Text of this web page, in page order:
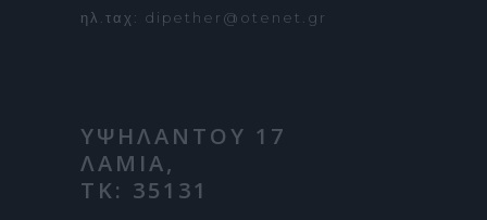
ηλ.ταχ: dipether@otenet.gr
ΥΨΗΛΑΝΤΟΥ 17
ΛΑΜΙΑ,
ΤΚ: 35131